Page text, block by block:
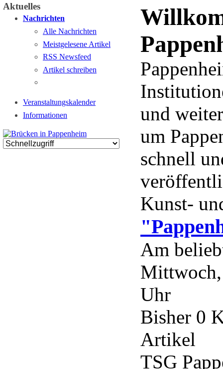
Aktuelles
Nachrichten
Alle Nachrichten
Meistgelesene Artikel
RSS Newsfeed
Artikel schreiben
Veranstaltungskalender
Informationen
und
um
schnell
Kunst-
Am
Uhr
Bisher 0
Artikel
TSG